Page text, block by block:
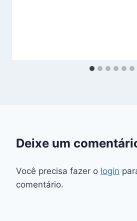
Deixe um
Você precisa fazer o login
comentário.